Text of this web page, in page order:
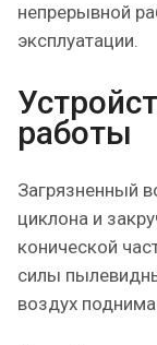
непрерывной
эксплуатации.
работы
Загрязненный
циклона и
конической
силы
воздух